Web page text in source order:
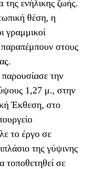
της ενήλικης ζωής.
θέση, η
γραμμικοί
στους
την
1,27 μ., στην
Έκθεση, στο
το έργο σε
της γύψινης
τοποθετηθεί σε